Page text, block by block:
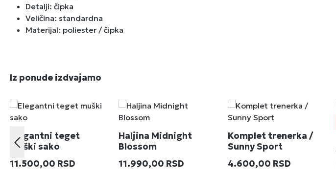
Detalji: čipka
Veličina: standardna
Materijal: poliester / čipka
Preskoči galeriju proizvoda
Iz ponude izdvajamo
Elegantni teget
muški sako
Redovna cena:
11.500,00 RSD
Haljina Midnight
Blossom
Redovna cena:
11.990,00 RSD
Komplet trenerka /
Sunny Sport
Redovna cena:
4.600,00 RSD